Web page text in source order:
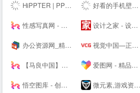
HiPPTER | PPT资源导航 | PPT模板图表等设计素材免费下载 好看的手机壁纸_高清手机壁纸图片_苹果手机壁纸下载－手机壁纸大全
性感写真网 - 专注优秀的美图资源分享 设计之家 - 设计交流互动平台 - 传播先进设计理念 推动原创设计发展
办公资源网_精品PPT模板下载网站_海量办公素材资源可供下载_动起办公 视觉中国—正版高清图片、视频、音乐、字体下载—商业图片下载网站
【马良中国】免费3Dmax视频教程_3D室内设计_室外建筑_动画漫游设计学习视频-马良中国maliang.com 爱图网 - 精品设计图片素材aiimg.com
悟空图库 - 创意设计素材，PPT模板，Word模板，高效办公尽在悟空 微元素,游戏资源下载,游戏原画,手机游戏资源,游戏开发资源 - Element3ds.com!